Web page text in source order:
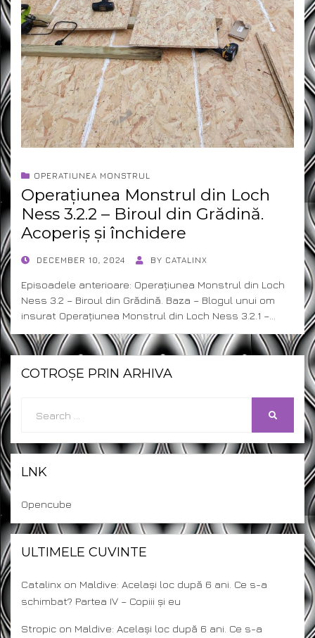
OPERATIUNEA MONSTRUL
Operațiunea Monstrul din Loch
Ness 3.2.2 – Biroul din Grădină.
Acoperiș și închidere
POSTEDDECEMBER 10, 2024 BY CATALINX
Episoadele anterioare: Operațiunea Monstrul din Loch
Ness 3.2 – Biroul din Grădină. Baza – Blogul unui om
insurat Operațiunea Monstrul din Loch Ness 3.2.1 –…
COTROȘE PRIN ARHIVA
SEARCH
LNK
Opencube
ULTIMELE CUVINTE
Catalinx on Maldive: Același loc după 6 ani. Ce s-a
schimbat? Partea IV – Copiii și eu
Stropic on Maldive: Același loc după 6 ani. Ce s-a